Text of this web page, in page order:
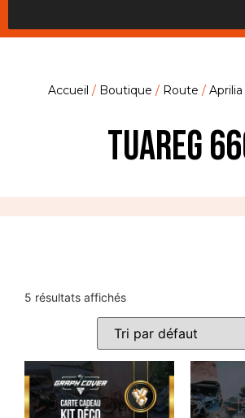
Accueil / Boutique / Route / Aprilia
Tuareg
5 résultats affichés